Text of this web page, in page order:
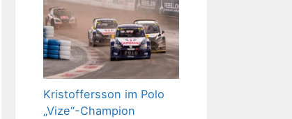
Kristoffersson im Polo
„Vize“-Champion